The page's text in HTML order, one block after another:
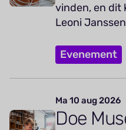
vinden, en dit
Leoni
Evenement
Ma 10 aug 2026
Doe